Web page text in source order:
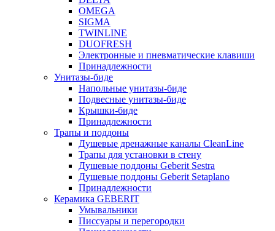
OMEGA
SIGMA
TWINLINE
DUOFRESH
Электронные и пневматические клавиши
Принадлежности
Унитазы-биде
Напольные унитазы-биде
Подвесные унитазы-биде
Крышки-биде
Принадлежности
Трапы и поддоны
Душевые дренажные каналы CleanLine
Трапы для установки в стену
Душевые поддоны Geberit Sestra
Душевые поддоны Geberit Setaplano
Принадлежности
Керамика GEBERIT
Умывальники
Писсуары и перегородки